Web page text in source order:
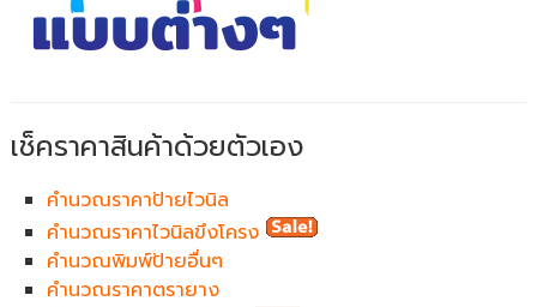
เช็คราคาสินค้าด้วยตัวเอง
คำนวณราคาป้ายไวนิล
คำนวณราคาไวนิลขึงโครง
คำนวณพิมพ์ป้ายอื่นๆ
คำนวณราคาตรายาง